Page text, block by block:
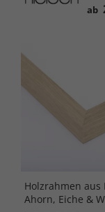
ab
Holzrahmen aus
Ahorn, Eiche &